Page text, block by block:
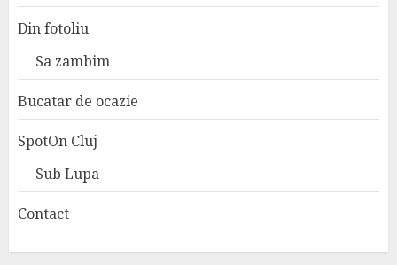
Din fotoliu
Sa zambim
Bucatar de ocazie
SpotOn Cluj
Sub Lupa
Contact